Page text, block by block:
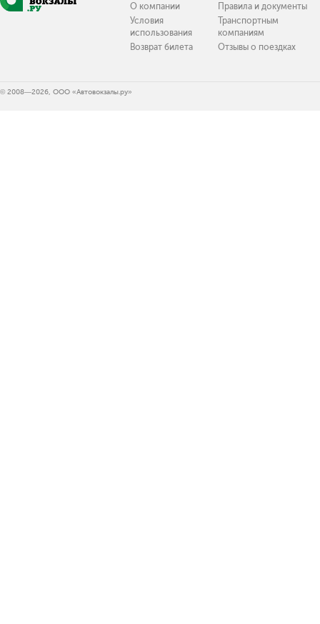
О компании
Условия
использования
Возврат билета
Правила и документы
Транспортным
компаниям
Отзывы о поездках
© 2008—2026, ООО «Автовокзалы.ру»